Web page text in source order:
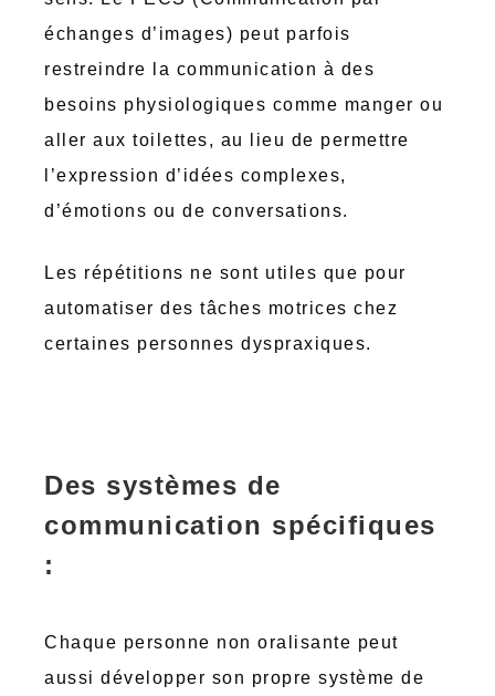
échanges d’images) peut parfois
restreindre la communication à des
besoins physiologiques comme manger ou
aller aux toilettes, au lieu de permettre
l’expression d’idées complexes,
d’émotions ou de conversations.
Les répétitions ne sont utiles que pour
automatiser des tâches motrices chez
certaines personnes dyspraxiques.
Des systèmes de
communication spécifiques
:
Chaque personne non oralisante peut
aussi développer son propre système de